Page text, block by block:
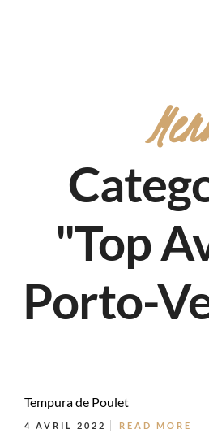
"Top
Porto-
Tempura de Poulet
4 AVRIL 2022 READ MORE